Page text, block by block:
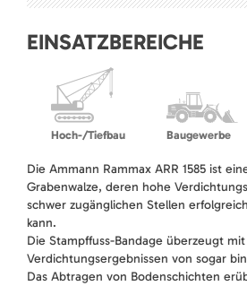
EINSATZBEREICHE
Hoch-/Tiefbau Baugewerbe
Die Ammann Rammax ARR 1585 ist
Grabenwalze, deren hohe
schwer zugänglichen Stellen
kann.
Die Stampffuss-Bandage überzeugt
Verdichtungsergebnissen von sogar
Das Abtragen von Bodenschichten